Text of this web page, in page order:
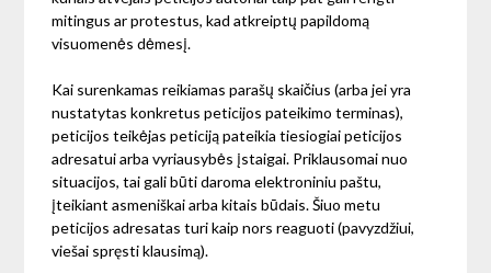
mitingus ar protestus, kad atkreiptų papildomą
visuomenės dėmesį.
Kai surenkamas reikiamas parašų skaičius (arba jei yra
nustatytas konkretus peticijos pateikimo terminas),
peticijos teikėjas peticiją pateikia tiesiogiai peticijos
adresatui arba vyriausybės įstaigai. Priklausomai nuo
situacijos, tai gali būti daroma elektroniniu paštu,
įteikiant asmeniškai arba kitais būdais. Šiuo metu
peticijos adresatas turi kaip nors reaguoti (pavyzdžiui,
viešai spręsti klausimą).